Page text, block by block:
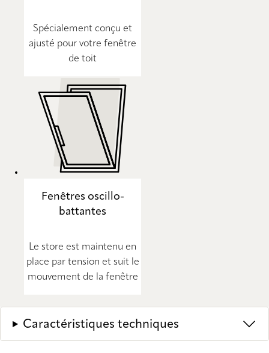
Spécialement conçu et
ajusté pour votre fenêtre
de toit
Fenêtres oscillo-
battantes
Le store est maintenu en
place par tension et suit le
mouvement de la fenêtre
Caractéristiques techniques